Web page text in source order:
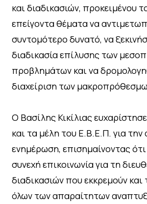
και διαδικασιών, προκειμένου
επείγοντα θέματα να
συντομότερο δυνατό, να
διαδικασία επίλυσης των
προβλημάτων και να
διαχείριση των
Ο Βασίλης Κικίλιας
και τα μέλη του Ε.Β.Ε.Π. για την
ενημέρωση, επισημαίνοντας ότι
συνεχή επικοινωνία για τη
διαδικασιών που εκκρεμούν
όλων των απαραίτητων